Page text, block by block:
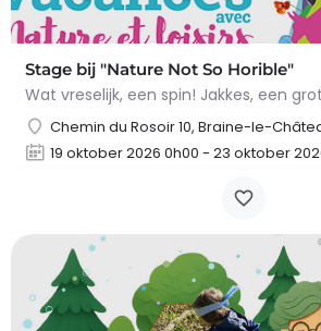
Stage bij "Nature Not So Horible"
Chemin du Rosoir 10, Braine-le-
19 oktober 2026 0h00 - 23 oktober